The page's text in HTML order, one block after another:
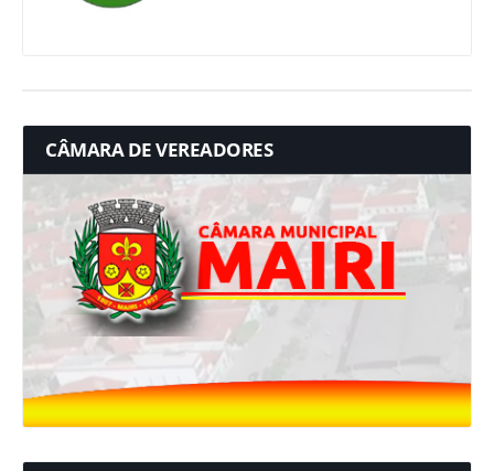
CÂMARA DE VEREADORES